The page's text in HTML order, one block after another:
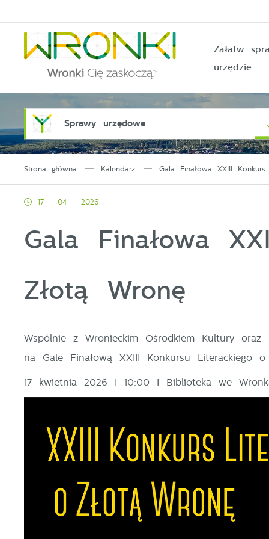
Załatw
urzędzie
Sprawy urzędowe
Strona główna Kalendarz Gala Finałowa XXIII
17 - 04 - 2026
Gala Finałowa
Złotą Wronę
Wspólnie z Wronieckim Ośrodkiem Kultury
na Galę Finałową XXIII Konkursu Literackiego o
17 kwietnia 2026 I 10:00 I Biblioteka we